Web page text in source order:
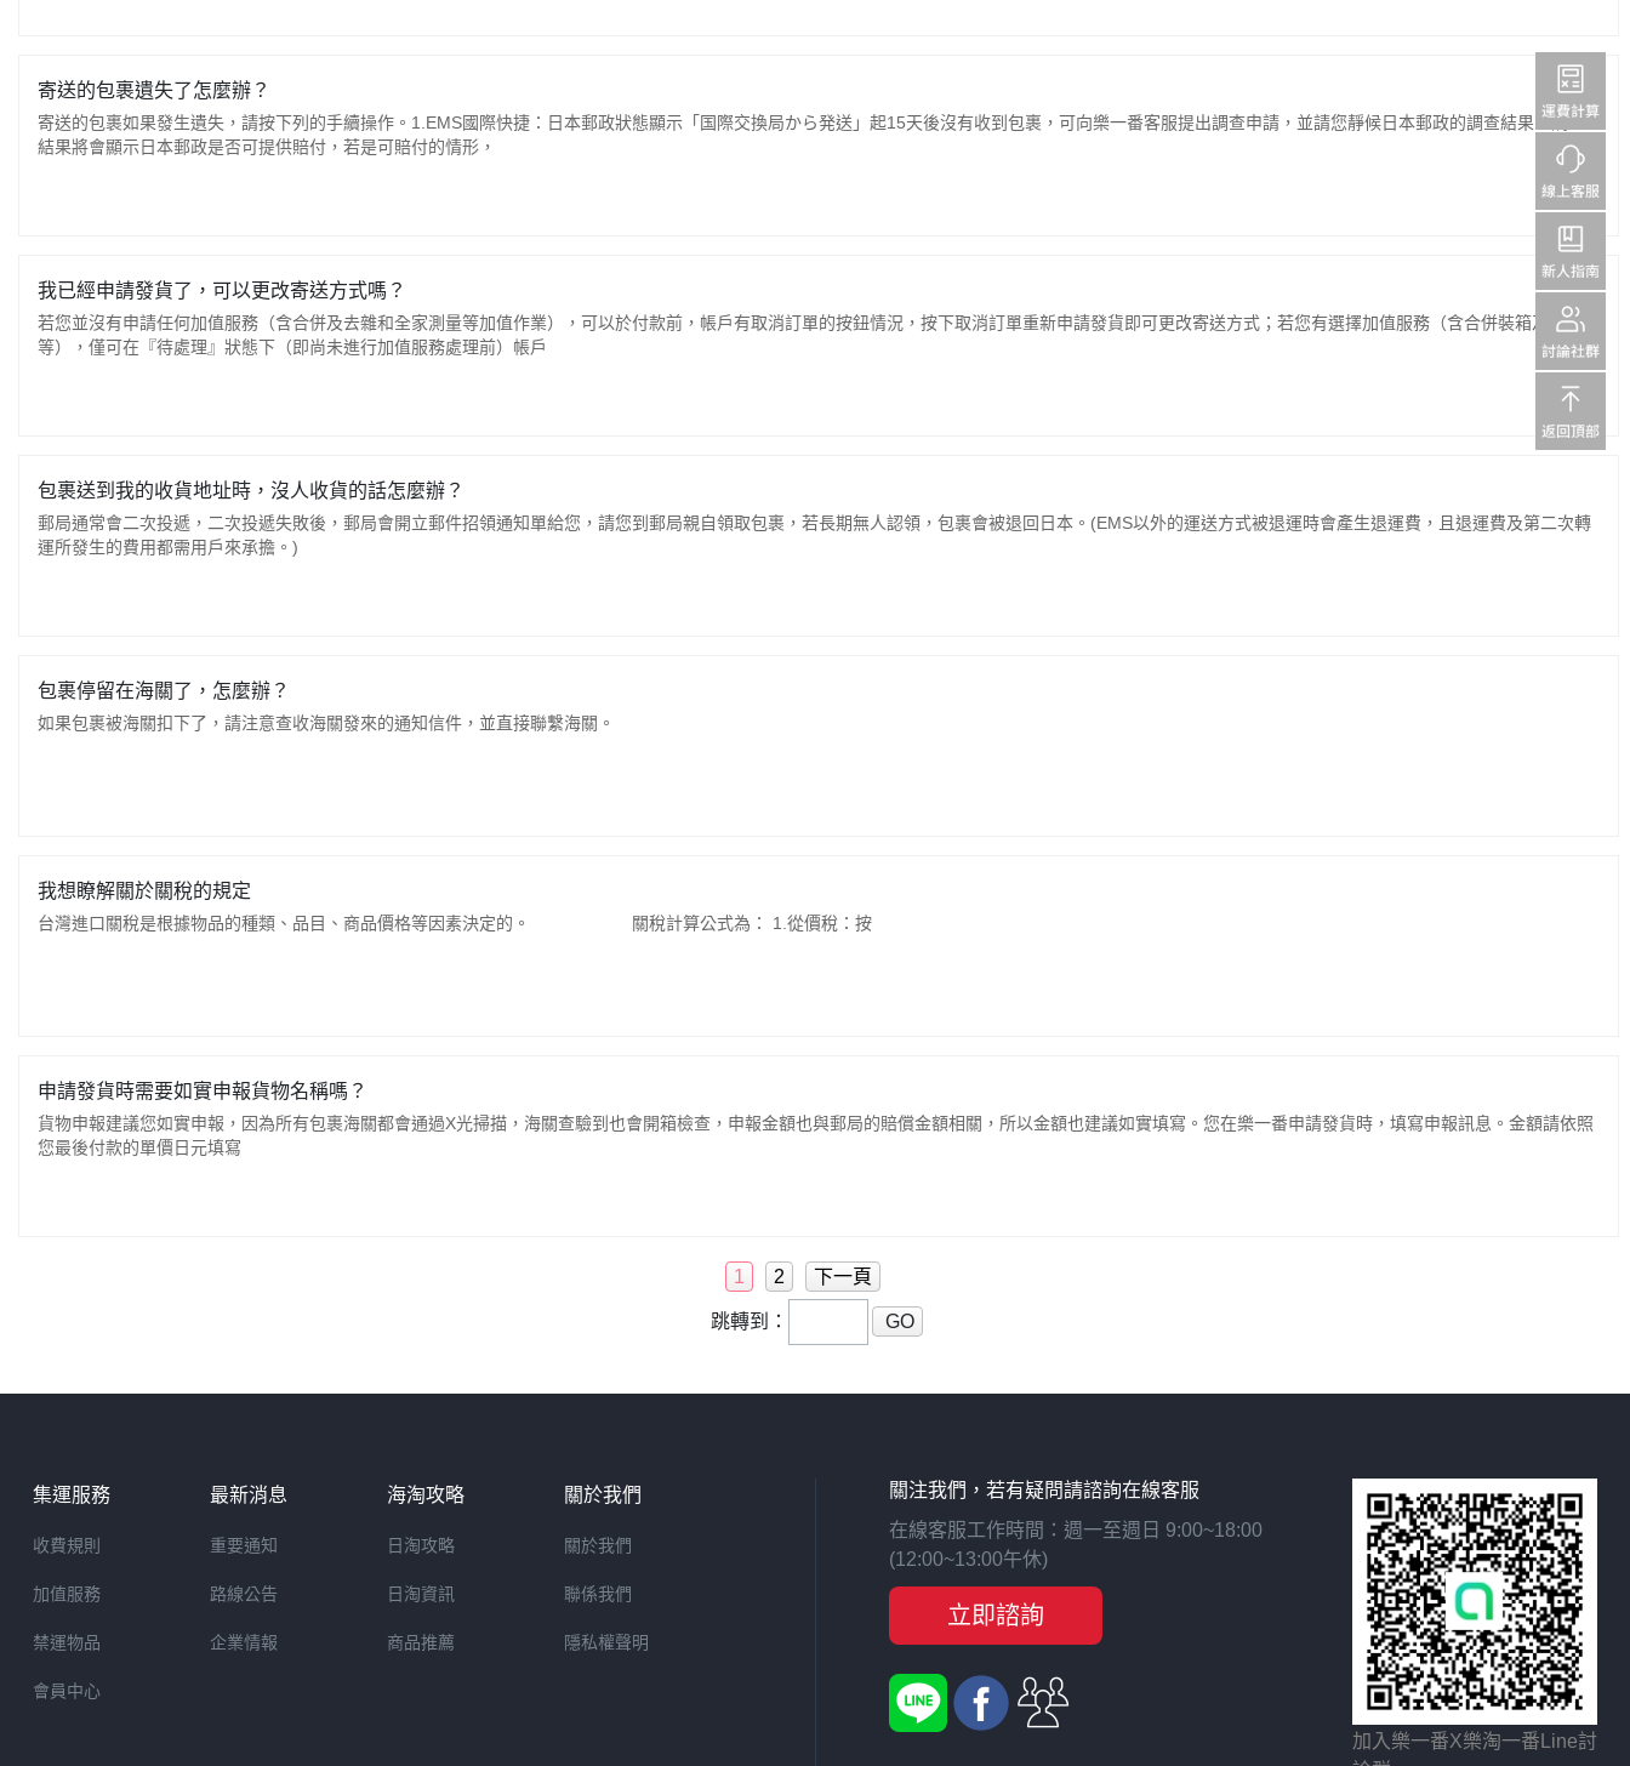
寄送的包裹遺失了怎麼辦？
寄送的包裹如果發生遺失，請按下列的手續操作。1.EMS國際快捷：日本郵政狀態顯示「国際交換局から発送」起15天後沒有收到包裹，可向樂一番客服提出調查申請，並請您靜候日本郵政的調查結果。調查
結果將會顯示日本郵政是否可提供賠付，若是可賠付的情形，
我已經申請發貨了，可以更改寄送方式嗎？
若您並沒有申請任何加值服務（含合併及去雜和全家測量等加值作業），可以於付款前，帳戶有取消訂單的按鈕情況，按下取消訂單重新申請發貨即可更改寄送方式；若您有選擇加值服務（含合併裝箱及去雜
等），僅可在『待處理』狀態下（即尚未進行加值服務處理前）帳戶
包裹送到我的收貨地址時，沒人收貨的話怎麼辦？
郵局通常會二次投遞，二次投遞失敗後，郵局會開立郵件招領通知單給您，請您到郵局親自領取包裹，若長期無人認領，包裹會被退回日本。(EMS以外的運送方式被退運時會產生退運費，且退運費及第二次轉
運所發生的費用都需用戶來承擔。)
包裹停留在海關了，怎麼辦？
如果包裹被海關扣下了，請注意查收海關發來的通知信件，並直接聯繫海關。
我想瞭解關於關稅的規定
台灣進口關稅是根據物品的種類、品目、商品價格等因素決定的。 關稅計算公式為： 1.從價稅：按
申請發貨時需要如實申報貨物名稱嗎？
貨物申報建議您如實申報，因為所有包裹海關都會通過X光掃描，海關查驗到也會開箱檢查，申報金額也與郵局的賠償金額相關，所以金額也建議如實填寫。您在樂一番申請發貨時，填寫申報訊息。金額請依照
您最後付款的單價日元填寫
1 2 下一頁
跳轉到： GO
集運服務
收費規則
加值服務
禁運物品
會員中心
最新消息
重要通知
路線公告
企業情報
海淘攻略
日淘攻略
日淘資訊
商品推薦
關於我們
關於我們
聯係我們
隱私權聲明
關注我們，若有疑問請諮詢在線客服
在線客服工作時間：週一至週日 9:00~18:00
(12:00~13:00午休)
立即諮詢
加入樂一番X樂淘一番Line討